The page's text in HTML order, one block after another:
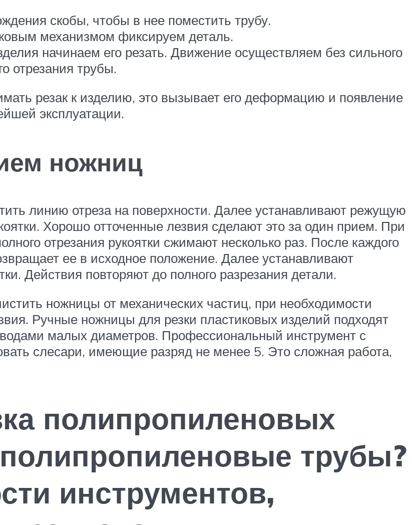
скобы, чтобы в нее поместить трубу.
механизмом фиксируем деталь.
начинаем его резать. Движение осуществляем без сильного
отрезания трубы.
резак к изделию, это вызывает его деформацию и появление
эксплуатации.
ножниц
линию отреза на поверхности. Далее устанавливают режущую
Хорошо отточенные лезвия сделают это за один прием. При
отрезания рукоятки сжимают несколько раз. После каждого
ее в исходное положение. Далее устанавливают
Действия повторяют до полного разрезания детали.
ножницы от механических частиц, при необходимости
Ручные ножницы для резки пластиковых изделий подходят
малых диаметров. Профессиональный инструмент с
слесари, имеющие разряд не менее 5. Это сложная работа,
полипропиленовых
трубы?
инструментов,